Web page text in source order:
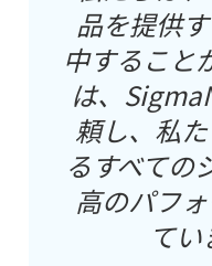
品を提供
中すること
は、
頼し、私
るすべての
高のパフ
てい